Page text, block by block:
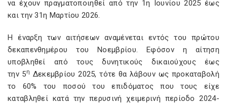
να έχουν πραγματοποιηθεί από την 1η Ιουνίου 2025 έως
και την 31η Μαρτίου 2026.
Η έναρξη των αιτήσεων αναμένεται εντός του πρώτου
δεκαπενθημέρου του Νοεμβρίου. Εφόσον η αίτηση
υποβληθεί από τους δυνητικούς δικαιούχους έως
την 5η Δεκεμβρίου 2025, τότε θα λάβουν ως προκαταβολή
το 60% του ποσού του επιδόματος που τους είχε
καταβληθεί κατά την περυσινή χειμερινή περίοδο 2024-